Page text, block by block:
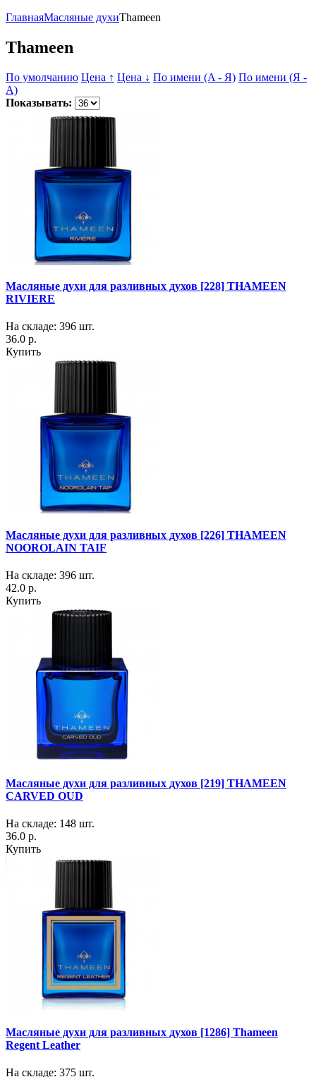
ГлавнаяМасляные духиThameen
Thameen
По умолчанию Цена ↑ Цена ↓ По имени (A - Я) По имени (Я -
A)
Показывать:
Масляные духи для разливных духов [228] THAMEEN
RIVIERE
На складе: 396 шт.
36.0 р.
Купить
Масляные духи для разливных духов [226] THAMEEN
NOOROLAIN TAIF
На складе: 396 шт.
42.0 р.
Купить
Масляные духи для разливных духов [219] THAMEEN
CARVED OUD
На складе: 148 шт.
36.0 р.
Купить
Масляные духи для разливных духов [1286] Thameen
Regent Leather
На складе: 375 шт.